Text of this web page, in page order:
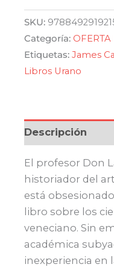
tonos
de
azul
cantidad
SKU:
Categoría:
Etiquetas: James
Libros Urano
Descripción
El profesor Don
historiador del
está
libro sobre los
veneciano. Sin
académica
inexperiencia en